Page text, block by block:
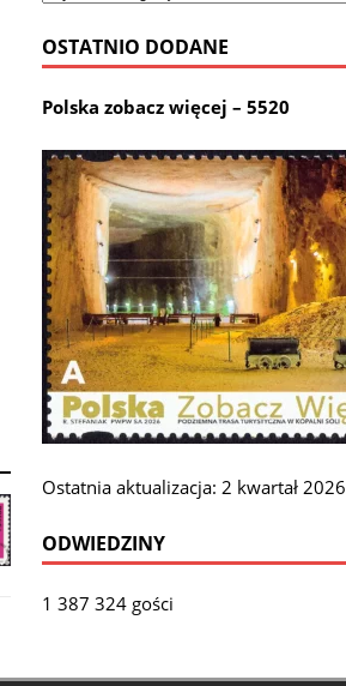
OSTATNIO DODANE
Polska zobacz więcej – 5520
Ostatnia aktualizacja: 2 kwartał 2026
ODWIEDZINY
1 387 324 gości